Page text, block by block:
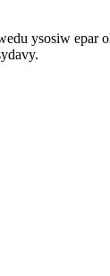
ysosiw